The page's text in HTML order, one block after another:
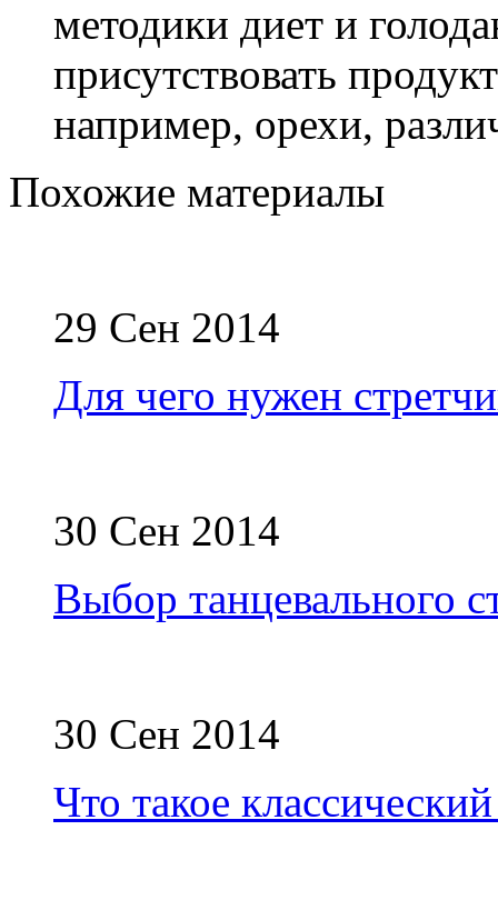
методики диет и
присутствовать
например, орехи,
Похожие материалы
29 Сен 2014
Для чего нужен
30 Сен 2014
Выбор танцевального
30 Сен 2014
Что такое